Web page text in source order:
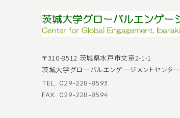
〒310-8512 茨城県水戸市文京2-1-1
茨城大学グローバルエンゲージメントセンター
TEL. 029-228-8593
FAX. 029-228-8594